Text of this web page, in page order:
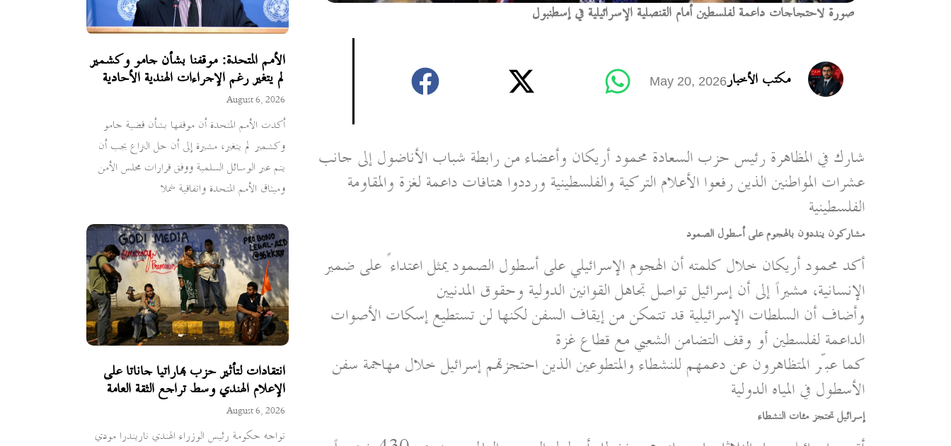
الأمم المتحدة: موقفنا بشأن جامو وكشمير
لم يتغير رغم الإجراءات الهندية الأحادية
August 6, 2026
أكدت الأمم المتحدة أن موقفها بشأن قضية جامو
وكشمير لم يتغير، مشيرة إلى أن حل النزاع يجب أن
يتم عبر الوسائل السلمية ووفق قرارات مجلس الأمن
وميثاق الأمم المتحدة واتفاقية شملا
انتقادات لتأثير حزب بهاراتيا جاناتا على
الإعلام الهندي وسط تراجع الثقة العامة
August 6, 2026
تواجه حكومة رئيس الوزراء الهندي ناريندرا مودي
صورة لاحتجاجات داعمة لفلسطين أمام القنصلية الإسرائيلية في إسطنبول
مكتب الأخبارMay 20, 2026
شارك في المظاهرة رئيس حزب السعادة محمود أريكان وأعضاء من رابطة شباب الأناضول إلى جانب
عشرات المواطنين الذين رفعوا الأعلام التركية والفلسطينية ورددوا هتافات داعمة لغزة والمقاومة
الفلسطينية
مشاركون ينددون بالهجوم على أسطول الصمود
أكد محمود أريكان خلال كلمته أن الهجوم الإسرائيلي على أسطول الصمود يمثل اعتداءً على ضمير
الإنسانية، مشيراً إلى أن إسرائيل تواصل تجاهل القوانين الدولية وحقوق المدنيين
وأضاف أن السلطات الإسرائيلية قد تتمكن من إيقاف السفن لكنها لن تستطيع إسكات الأصوات
الداعمة لفلسطين أو وقف التضامن الشعبي مع قطاع غزة
كما عبّر المتظاهرون عن دعمهم للنشطاء والمتطوعين الذين احتجزتهم إسرائيل خلال مهاجمة سفن
الأسطول في المياه الدولية
إسرائيل تحتجز مئات النشطاء